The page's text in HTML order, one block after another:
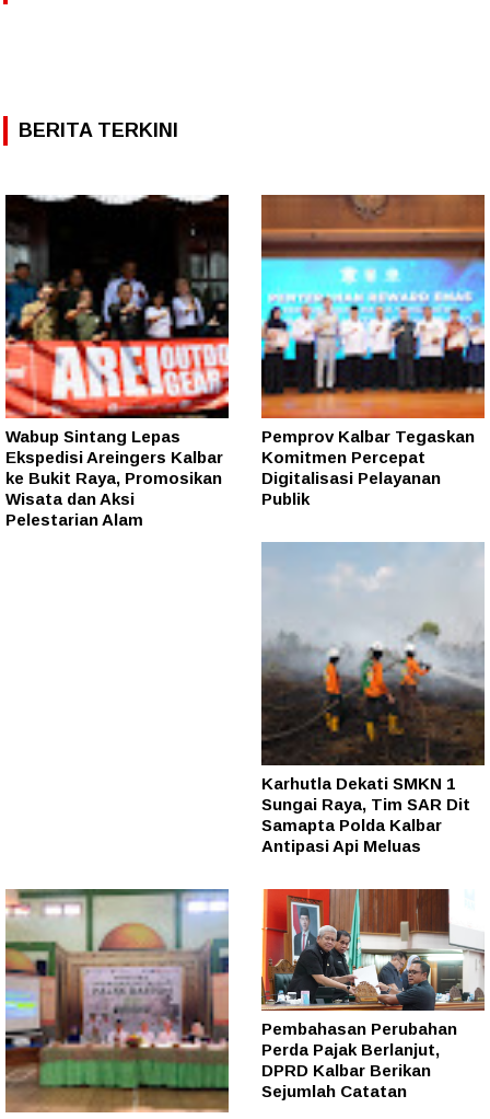
BERITA TERKINI
Wabup Sintang Lepas
Ekspedisi Areingers Kalbar
ke Bukit Raya, Promosikan
Wisata dan Aksi
Pelestarian Alam
Pemprov Kalbar Tegaskan
Komitmen Percepat
Digitalisasi Pelayanan
Publik
Karhutla Dekati SMKN 1
Sungai Raya, Tim SAR Dit
Samapta Polda Kalbar
Antipasi Api Meluas
Pembahasan Perubahan
Perda Pajak Berlanjut,
DPRD Kalbar Berikan
Sejumlah Catatan